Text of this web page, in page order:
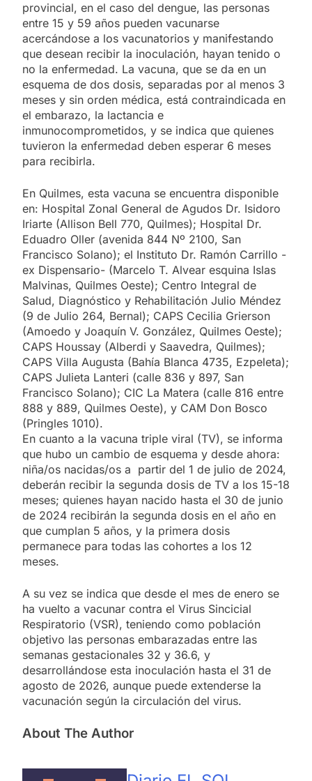
provincial, en el caso del dengue, las personas
entre 15 y 59 años pueden vacunarse
acercándose a los vacunatorios y manifestando
que desean recibir la inoculación, hayan tenido o
no la enfermedad. La vacuna, que se da en un
esquema de dos dosis, separadas por al menos 3
meses y sin orden médica, está contraindicada en
el embarazo, la lactancia e
inmunocomprometidos, y se indica que quienes
tuvieron la enfermedad deben esperar 6 meses
para recibirla.
En Quilmes, esta vacuna se encuentra disponible
en: Hospital Zonal General de Agudos Dr. Isidoro
Iriarte (Allison Bell 770, Quilmes); Hospital Dr.
Eduadro Oller (avenida 844 Nº 2100, San
Francisco Solano); el Instituto Dr. Ramón Carrillo -
ex Dispensario- (Marcelo T. Alvear esquina Islas
Malvinas, Quilmes Oeste); Centro Integral de
Salud, Diagnóstico y Rehabilitación Julio Méndez
(9 de Julio 264, Bernal); CAPS Cecilia Grierson
(Amoedo y Joaquín V. González, Quilmes Oeste);
CAPS Houssay (Alberdi y Saavedra, Quilmes);
CAPS Villa Augusta (Bahía Blanca 4735, Ezpeleta);
CAPS Julieta Lanteri (calle 836 y 897, San
Francisco Solano); CIC La Matera (calle 816 entre
888 y 889, Quilmes Oeste), y CAM Don Bosco
(Pringles 1010).
En cuanto a la vacuna triple viral (TV), se informa
que hubo un cambio de esquema y desde ahora:
niña/os nacidas/os a partir del 1 de julio de 2024,
deberán recibir la segunda dosis de TV a los 15-18
meses; quienes hayan nacido hasta el 30 de junio
de 2024 recibirán la segunda dosis en el año en
que cumplan 5 años, y la primera dosis
permanece para todas las cohortes a los 12
meses.
A su vez se indica que desde el mes de enero se
ha vuelto a vacunar contra el Virus Sincicial
Respiratorio (VSR), teniendo como población
objetivo las personas embarazadas entre las
semanas gestacionales 32 y 36.6, y
desarrollándose esta inoculación hasta el 31 de
agosto de 2026, aunque puede extenderse la
vacunación según la circulación del virus.
About The Author